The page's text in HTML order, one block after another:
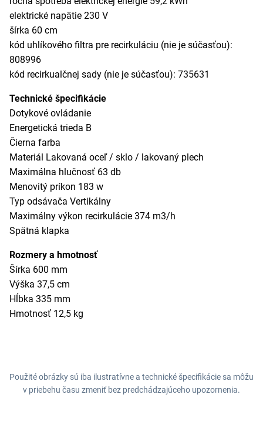
elektrické napätie 230 V
šírka 60 cm
kód uhlíkového filtra pre recirkuláciu (nie je súčasťou):
808996
kód recirkualčnej sady (nie je súčasťou): 735631
Technické špecifikácie
Dotykové ovládanie
Energetická trieda B
Čierna farba
Materiál Lakovaná oceľ / sklo / lakovaný plech
Maximálna hlučnosť 63 db
Menovitý príkon 183 w
Typ odsávača Vertikálny
Maximálny výkon recirkulácie 374 m3/h
Spätná klapka
Rozmery a hmotnosť
Šírka 600 mm
Výška 37,5 cm
Hĺbka 335 mm
Hmotnosť 12,5 kg
Použité obrázky sú iba ilustratívne a technické špecifikácie sa môžu
v priebehu času zmeniť bez predchádzajúceho upozornenia.